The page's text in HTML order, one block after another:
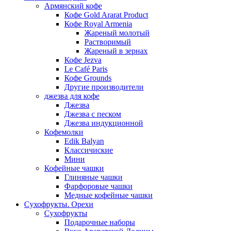
Армянский кофе
Кофе Gold Ararat Product
Кофе Royal Armenia
Жареный молотый
Растворимый
Жареный в зернах
Кофе Jezva
Le Café Paris
Кофе Grounds
Другие производители
джезва для кофе
Джезва
Джезва с песком
Джезва индукционной
Кофемолки
Edik Balyan
Классичиские
Мини
Кофейные чашки
Глиняные чашки
Фарфоровые чашки
Медные кофейные чашки
Сухофрукты. Орехи
Сухофрукты
Подарочные наборы